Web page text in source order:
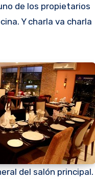
de los propietarios
Y charla va charla
del salón principal.